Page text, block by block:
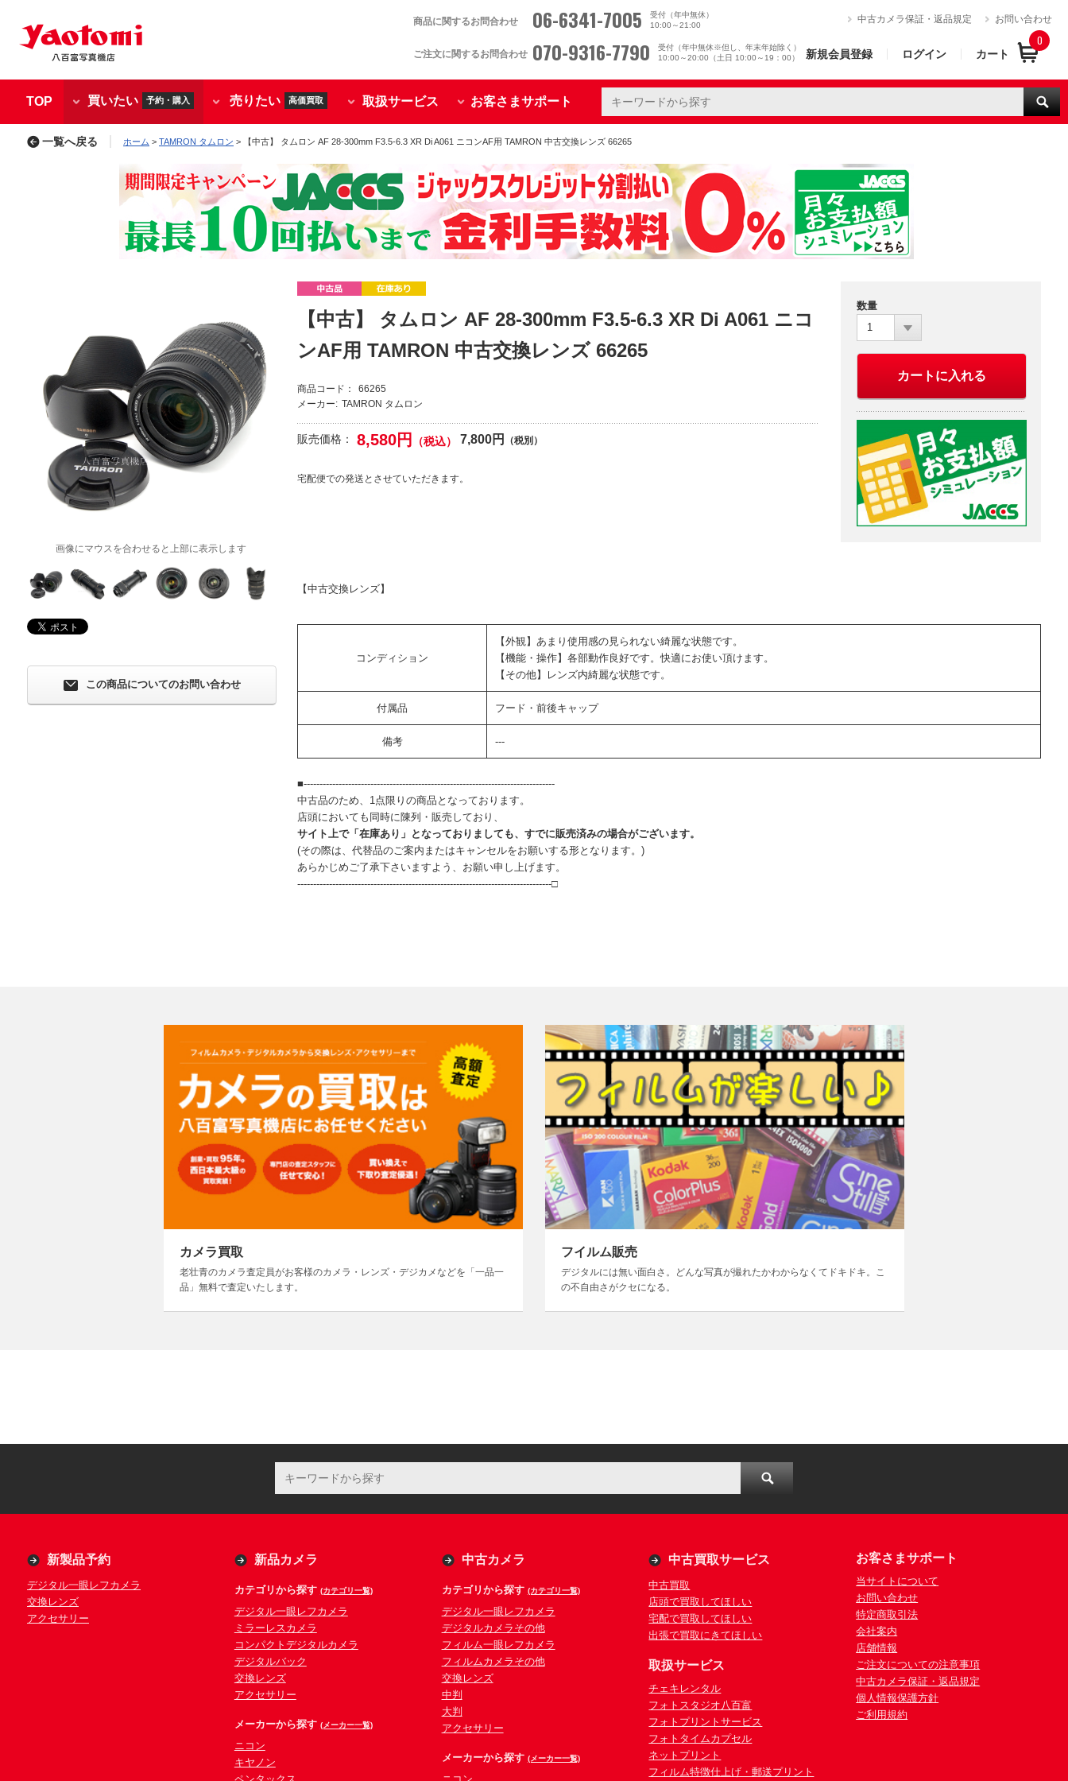
商品に関するお問合わせ 06-6341-7005
受付（年中無休）
10:00～21:00
ご注文に関するお問合わせ 070-9316-7790
受付（年中無休※但し、年末年始除く）
10:00～20:00（土日 10:00～19：00）
中古カメラ保証・返品規定 お問い合わせ
新規会員登録 ログイン カート
0
TOP 買いたい 予約・購入 売りたい 高価買取 取扱サービス お客さまサポート
一覧へ戻る ホーム > TAMRON タムロン > 【中古】 タムロン AF 28-300mm F3.5-6.3 XR Di A061 ニコンAF用 TAMRON 中古交換レンズ 66265
【中古】 タムロン AF 28-300mm F3.5-6.3 XR Di A061 ニコ
ンAF用 TAMRON 中古交換レンズ 66265
商品コード：
66265
メーカー: TAMRON タムロン
販売価格： 8,580円 （税込） 7,800円 （税別）
宅配便での発送とさせていただきます。
数量
1
カートに入れる
【中古交換レンズ】
コンディション
【外観】あまり使用感の見られない綺麗な状態です。
【機能・操作】各部動作良好です。快適にお使い頂けます。
【その他】レンズ内綺麗な状態です。
付属品 フード・前後キャップ
備考 ---
■-------------------------------------------------------------------------------
中古品のため、1点限りの商品となっております。
店頭においても同時に陳列・販売しており、
サイト上で「在庫あり」となっておりましても、すでに販売済みの場合がございます。
(その際は、代替品のご案内またはキャンセルをお願いする形となります。)
あらかじめご了承下さいますよう、お願い申し上げます。
--------------------------------------------------------------------------------□
画像にマウスを合わせると上部に表示します
この商品についてのお問い合わせ
カメラ買取
老壮青のカメラ査定員がお客様のカメラ・レンズ・デジカメなどを「一品一
品」無料で査定いたします。
フイルム販売
デジタルには無い面白さ。どんな写真が撮れたかわからなくてドキドキ。こ
の不自由さがクセになる。
新製品予約
デジタル一眼レフカメラ
交換レンズ
アクセサリー
新品カメラ
カテゴリから探す (カテゴリ一覧)
デジタル一眼レフカメラ
ミラーレスカメラ
コンパクトデジタルカメラ
デジタルバック
交換レンズ
アクセサリー
メーカーから探す (メーカー一覧)
ニコン
キヤノン
中古カメラ
カテゴリから探す (カテゴリ一覧)
デジタル一眼レフカメラ
デジタルカメラその他
フィルム一眼レフカメラ
フィルムカメラその他
交換レンズ
中判
大判
アクセサリー
メーカーから探す (メーカー一覧)
中古買取サービス
中古買取
店頭で買取してほしい
宅配で買取してほしい
出張で買取にきてほしい
取扱サービス
チェキレンタル
フォトスタジオ八百富
フォトプリントサービス
フォトタイムカプセル
ネットプリント
フィルム特徴仕上げ・郵送プリント
お客さまサポート
当サイトについて
お問い合わせ
特定商取引法
会社案内
店舗情報
ご注文についての注意事項
中古カメラ保証・返品規定
個人情報保護方針
ご利用規約